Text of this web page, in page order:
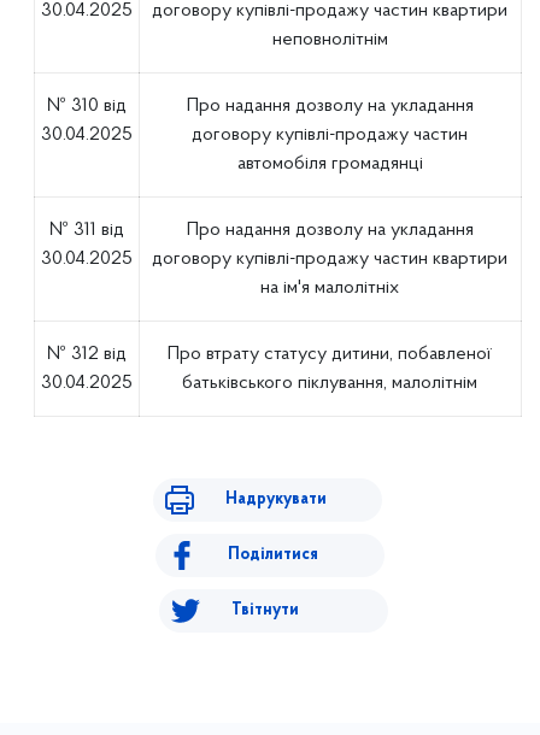
30.04.2025
договору купівлі-продажу частин квартири
неповнолітнім
№ 310 від
30.04.2025
Про надання дозволу на укладання
договору купівлі-продажу частин
автомобіля громадянці
№ 311 від
30.04.2025
Про надання дозволу на укладання
договору купівлі-продажу частин квартири
на ім'я малолітніх
№ 312 від
30.04.2025
Про втрату статусу дитини, побавленої
батьківського піклування, малолітнім
Надрукувати
Поділитися
Твітнути